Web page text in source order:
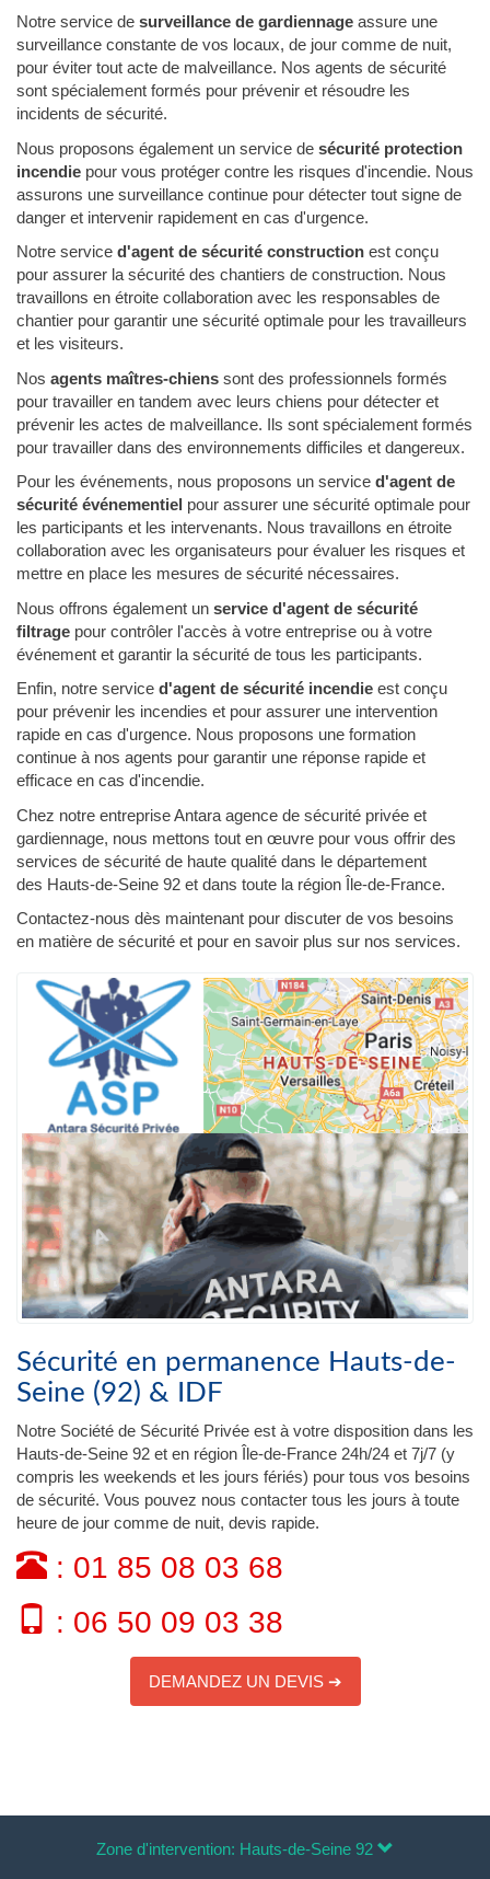
Notre service de surveillance de gardiennage assure une
surveillance constante de vos locaux, de jour comme de nuit,
pour éviter tout acte de malveillance. Nos agents de sécurité
sont spécialement formés pour prévenir et résoudre les
incidents de sécurité.
Nous proposons également un service de sécurité protection
incendie pour vous protéger contre les risques d'incendie. Nous
assurons une surveillance continue pour détecter tout signe de
danger et intervenir rapidement en cas d'urgence.
Notre service d'agent de sécurité construction est conçu
pour assurer la sécurité des chantiers de construction. Nous
travaillons en étroite collaboration avec les responsables de
chantier pour garantir une sécurité optimale pour les travailleurs
et les visiteurs.
Nos agents maîtres-chiens sont des professionnels formés
pour travailler en tandem avec leurs chiens pour détecter et
prévenir les actes de malveillance. Ils sont spécialement formés
pour travailler dans des environnements difficiles et dangereux.
Pour les événements, nous proposons un service d'agent de
sécurité événementiel pour assurer une sécurité optimale pour
les participants et les intervenants. Nous travaillons en étroite
collaboration avec les organisateurs pour évaluer les risques et
mettre en place les mesures de sécurité nécessaires.
Nous offrons également un service d'agent de sécurité
filtrage pour contrôler l'accès à votre entreprise ou à votre
événement et garantir la sécurité de tous les participants.
Enfin, notre service d'agent de sécurité incendie est conçu
pour prévenir les incendies et pour assurer une intervention
rapide en cas d'urgence. Nous proposons une formation
continue à nos agents pour garantir une réponse rapide et
efficace en cas d'incendie.
Chez notre entreprise Antara agence de sécurité privée et
gardiennage, nous mettons tout en œuvre pour vous offrir des
services de sécurité de haute qualité dans le département
des Hauts-de-Seine 92 et dans toute la région Île-de-France.
Contactez-nous dès maintenant pour discuter de vos besoins
en matière de sécurité et pour en savoir plus sur nos services.
Sécurité en permanence Hauts-de-
Seine (92) & IDF
Notre Société de Sécurité Privée est à votre disposition dans les
Hauts-de-Seine 92 et en région Île-de-France 24h/24 et 7j/7 (y
compris les weekends et les jours fériés) pour tous vos besoins
de sécurité. Vous pouvez nous contacter tous les jours à toute
heure de jour comme de nuit, devis rapide.
: 01 85 08 03 68
: 06 50 09 03 38
DEMANDEZ UN DEVIS ➔
Zone d'intervention: Hauts-de-Seine 92